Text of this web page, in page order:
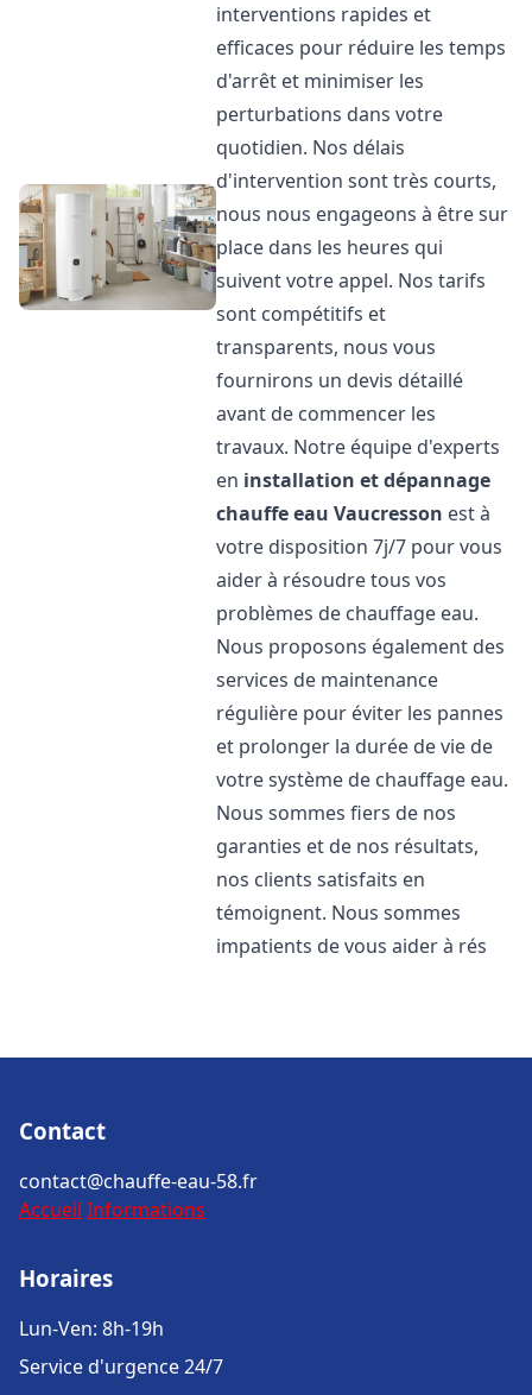
interventions rapides et
efficaces pour réduire les temps
d'arrêt et minimiser les
perturbations dans votre
quotidien. Nos délais
d'intervention sont très courts,
nous nous engageons à être sur
place dans les heures qui
suivent votre appel. Nos tarifs
sont compétitifs et
transparents, nous vous
fournirons un devis détaillé
avant de commencer les
travaux. Notre équipe d'experts
en installation et dépannage
chauffe eau Vaucresson est à
votre disposition 7j/7 pour vous
aider à résoudre tous vos
problèmes de chauffage eau.
Nous proposons également des
services de maintenance
régulière pour éviter les pannes
et prolonger la durée de vie de
votre système de chauffage eau.
Nous sommes fiers de nos
garanties et de nos résultats,
nos clients satisfaits en
témoignent. Nous sommes
impatients de vous aider à rés
Contact
contact@chauffe-eau-58.fr
Accueil Informations
Horaires
Lun-Ven: 8h-19h
Service d'urgence 24/7